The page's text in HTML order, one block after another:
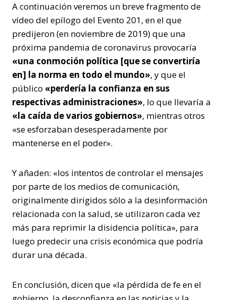
A continuación veremos un breve fragmento de
vídeo del epílogo del Evento 201, en el que
predijeron (en noviembre de 2019) que una
próxima pandemia de coronavirus provocaría
«una conmoción política [que se convertiría
en] la norma en todo el mundo», y que el
público «perdería la confianza en sus
respectivas administraciones», lo que llevaría a
«la caída de varios gobiernos», mientras otros
«se esforzaban desesperadamente por
mantenerse en el poder».
Y añaden: «los intentos de controlar el mensajes
por parte de los medios de comunicación,
originalmente dirigidos sólo a la desinformación
relacionada con la salud, se utilizaron cada vez
más para reprimir la disidencia política», para
luego predecir una crisis económica que podría
durar una década.
En conclusión, dicen que «la pérdida de fe en el